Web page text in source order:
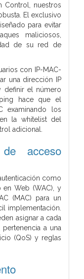
Control, nuestros
El exclusivo
para evitar
maliciosos,
de su red de
con IP-MAC-
una dirección IP
definir el número
hace que el
examinando los
la whitelist del
adicional.
acceso
como
en Web (WAC), y
(MAC) para un
implementación.
asignar a cada
a una
(QoS) y reglas